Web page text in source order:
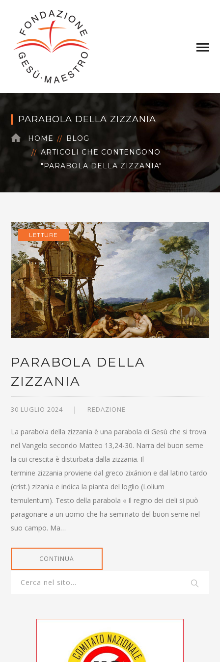
PARABOLA DELLA ZIZZANIA
HOME
BLOG
ARTICOLI CHE CONTENGONO
"PARABOLA DELLA ZIZZANIA"
LETTURE
PARABOLA DELLA
ZIZZANIA
30 LUGLIO 2024 REDAZIONE
La parabola della zizzania è una parabola di Gesù che si trova
nel Vangelo secondo Matteo 13,24-30. Narra del buon seme
la cui crescita è disturbata dalla zizzania. Il
termine zizzania proviene dal greco zixánion e dal latino tardo
(crist.) zizania e indica la pianta del loglio (Lolium
temulentum). Testo della parabola « Il regno dei cieli si può
paragonare a un uomo che ha seminato del buon seme nel
suo campo. Ma…
CONTINUA